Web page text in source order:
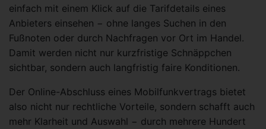
einfach mit einem Klick auf die Tarifdetails eines
Anbieters einsehen − ohne langes Suchen in den
Fußnoten oder durch Nachfragen vor Ort im Handel.
Damit werden nicht nur kurzfristige Schnäppchen
sichtbar, sondern auch langfristig faire Konditionen.
Der Online-Abschluss eines Mobilfunkvertrags bietet
also nicht nur rechtliche Vorteile, sondern schafft auch
mehr Klarheit und Auswahl − durch mehrere Hundert